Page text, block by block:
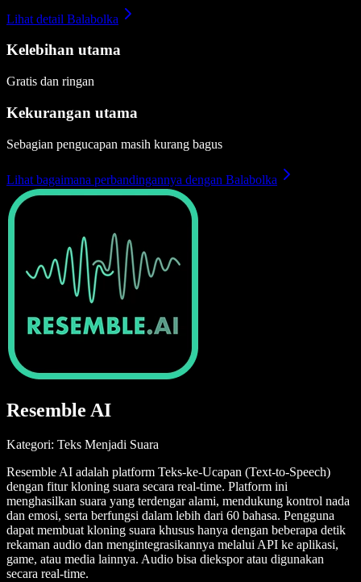
Lihat detail Balabolka
Kelebihan utama
Gratis dan ringan
Kekurangan utama
Sebagian pengucapan masih kurang bagus
Lihat bagaimana perbandingannya dengan Balabolka
Resemble AI
Kategori: Teks Menjadi Suara
Resemble AI adalah platform Teks-ke-Ucapan (Text-to-Speech)
dengan fitur kloning suara secara real-time. Platform ini
menghasilkan suara yang terdengar alami, mendukung kontrol nada
dan emosi, serta berfungsi dalam lebih dari 60 bahasa. Pengguna
dapat membuat kloning suara khusus hanya dengan beberapa detik
rekaman audio dan mengintegrasikannya melalui API ke aplikasi,
game, atau media lainnya. Audio bisa diekspor atau digunakan
secara real-time.